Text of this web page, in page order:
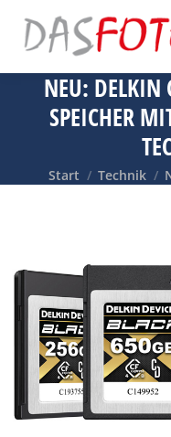
NEU: DELKIN
SPEICHER
Sie befinden
Start Technik